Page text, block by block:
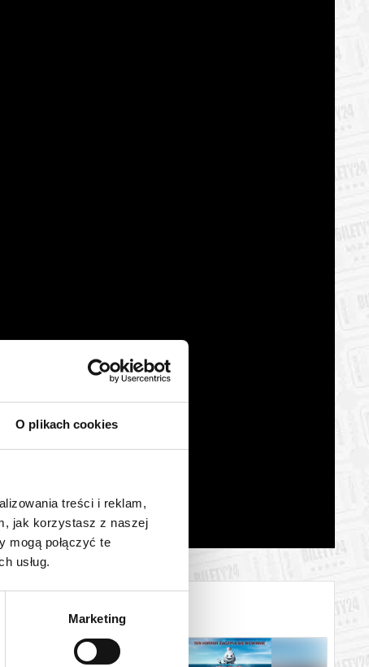
O plikach cookies
treści i reklam,
jak korzystasz z naszej
mogą połączyć te
usług.
Marketing